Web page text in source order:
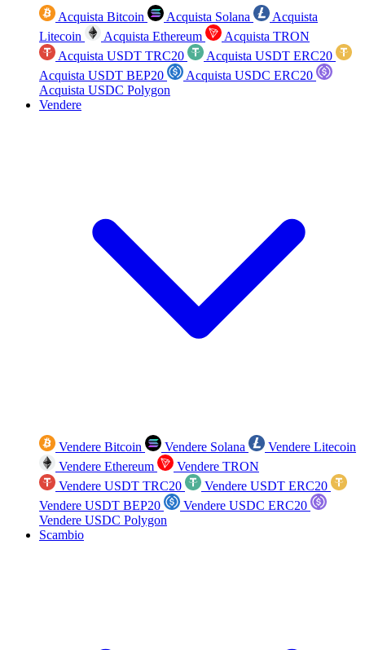
Acquista Bitcoin Acquista Solana
Acquista
Litecoin
Acquista Ethereum
Acquista TRON
Acquista USDT TRC20
Acquista USDT ERC20
Acquista USDT BEP20
Acquista USDC ERC20
Acquista USDC Polygon
Vendere
Vendere Bitcoin Vendere Solana
Vendere Litecoin
Vendere Ethereum
Vendere TRON
Vendere USDT TRC20
Vendere USDT ERC20
Vendere USDT BEP20
Vendere USDC ERC20
Vendere USDC Polygon
Scambio